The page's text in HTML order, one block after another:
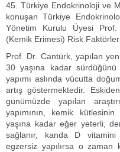
45. Türkiye Endokrinoloji ve
konuşan Türkiye
Yönetim Kurulu Üyesi
(Kemik Erimesi) Risk
Prof. Dr. Cantürk, yapılan
30 yaşına kadar
yapımı aslında vücutta
artış göstermektedir.
günümüzde yapılan
yapımının, kemik
yaşına kadar eğer yeterli,
sağlanır, kanda D
egzersiz yapılırsa o zaman